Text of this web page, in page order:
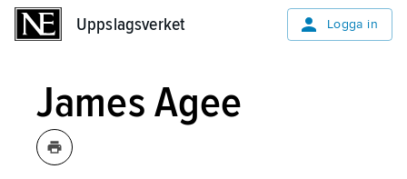
Uppslagsverket Logga in
James Agee